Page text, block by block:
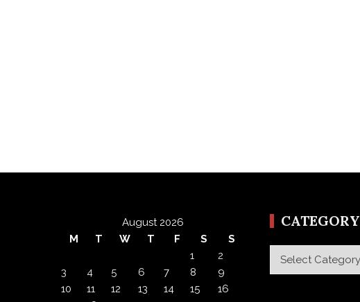
August 2026
M
T W T F S
S
1
2
3
4 5 6 7 8
9
10
11 12 13 14 15
16
CATEGORY
Category